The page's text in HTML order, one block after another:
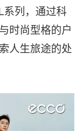
系列，通过科
时尚型格的户
人生旅途的处